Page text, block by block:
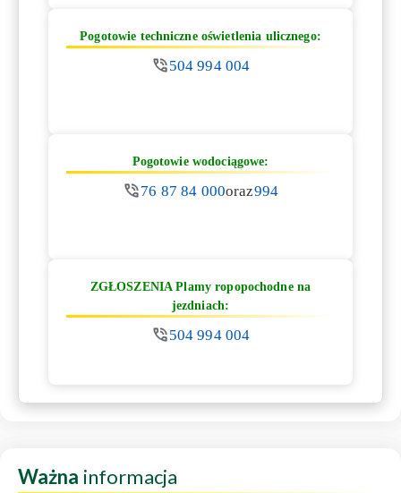
Pogotowie techniczne oświetlenia ulicznego:
504 994 004
Pogotowie wodociągowe:
76 87 84 000oraz994
ZGŁOSZENIA Plamy ropopochodne na
jezdniach:
504 994 004
Ważna informacja